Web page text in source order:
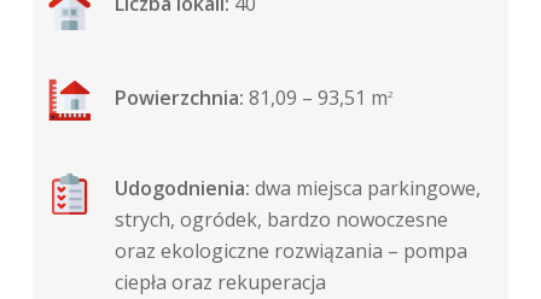
Powierzchnia: 81,09 – 93,51 m2
Udogodnienia: dwa miejsca parkingowe,
strych, ogródek, bardzo nowoczesne
oraz ekologiczne rozwiązania – pompa
ciepła oraz rekuperacja